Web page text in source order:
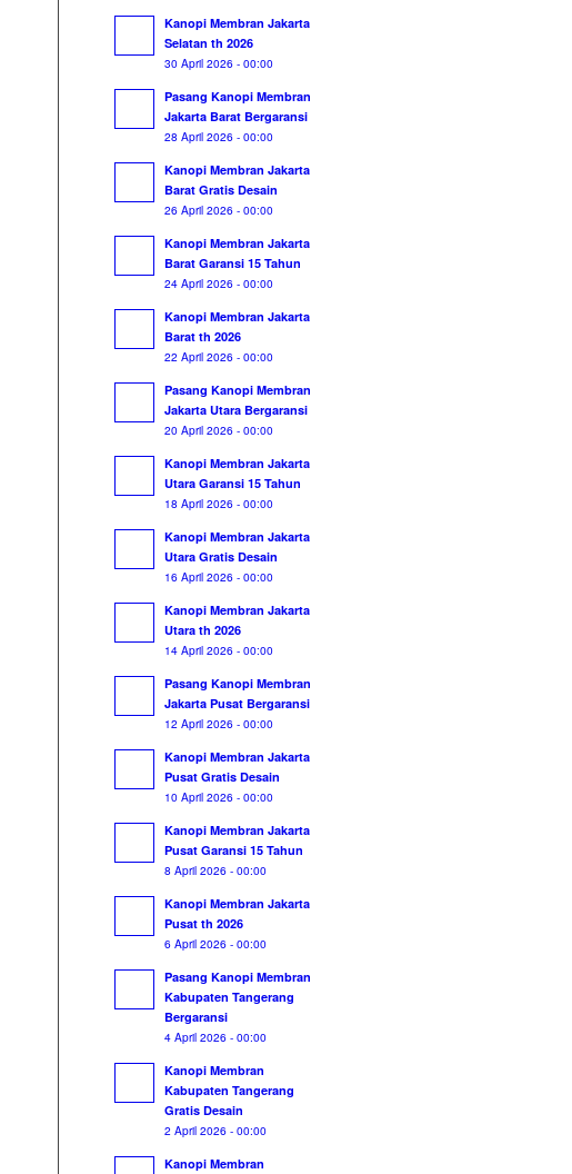
Kanopi Membran Jakarta
Selatan th 2026
30 April 2026 - 00:00
Pasang Kanopi Membran
Jakarta Barat Bergaransi
28 April 2026 - 00:00
Kanopi Membran Jakarta
Barat Gratis Desain
26 April 2026 - 00:00
Kanopi Membran Jakarta
Barat Garansi 15 Tahun
24 April 2026 - 00:00
Kanopi Membran Jakarta
Barat th 2026
22 April 2026 - 00:00
Pasang Kanopi Membran
Jakarta Utara Bergaransi
20 April 2026 - 00:00
Kanopi Membran Jakarta
Utara Garansi 15 Tahun
18 April 2026 - 00:00
Kanopi Membran Jakarta
Utara Gratis Desain
16 April 2026 - 00:00
Kanopi Membran Jakarta
Utara th 2026
14 April 2026 - 00:00
Pasang Kanopi Membran
Jakarta Pusat Bergaransi
12 April 2026 - 00:00
Kanopi Membran Jakarta
Pusat Gratis Desain
10 April 2026 - 00:00
Kanopi Membran Jakarta
Pusat Garansi 15 Tahun
8 April 2026 - 00:00
Kanopi Membran Jakarta
Pusat th 2026
6 April 2026 - 00:00
Pasang Kanopi Membran
Kabupaten Tangerang
Bergaransi
4 April 2026 - 00:00
Kanopi Membran
Kabupaten Tangerang
Gratis Desain
2 April 2026 - 00:00
Kanopi Membran